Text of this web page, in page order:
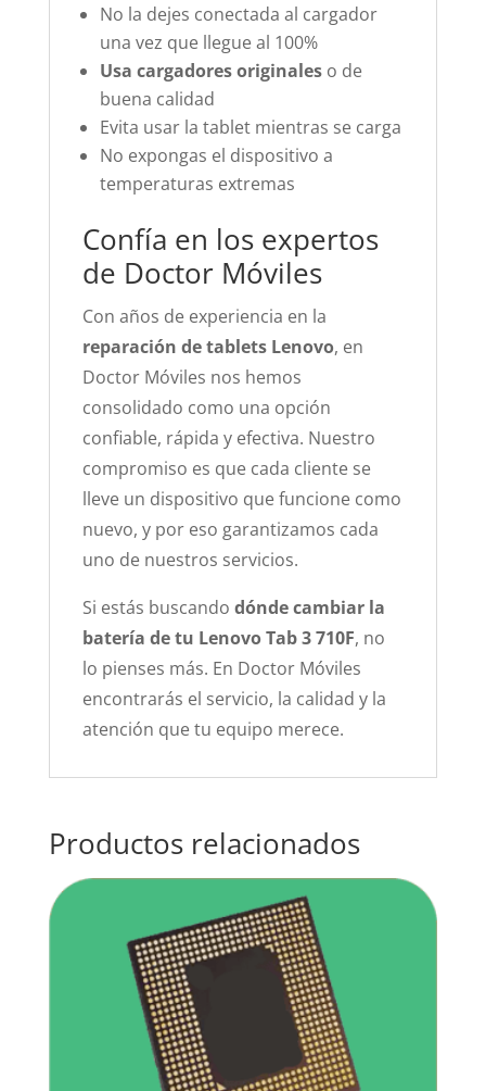
No la dejes conectada al cargador
una vez que llegue al 100%
Usa cargadores originaleso de
buena calidad
Evita usar la tablet mientras se carga
No expongas el dispositivo a
temperaturas extremas
Confía en los expertos
de Doctor Móviles
Con años de experiencia en la
reparación de tablets Lenovo, en
Doctor Móviles nos hemos
consolidado como una opción
confiable, rápida y efectiva. Nuestro
compromiso es que cada cliente se
lleve un dispositivo que funcione como
nuevo, y por eso garantizamos cada
uno de nuestros servicios.
Si estás buscando dónde cambiar la
batería de tu Lenovo Tab 3 710F, no
lo pienses más. En Doctor Móviles
encontrarás el servicio, la calidad y la
atención que tu equipo merece.
Productos relacionados